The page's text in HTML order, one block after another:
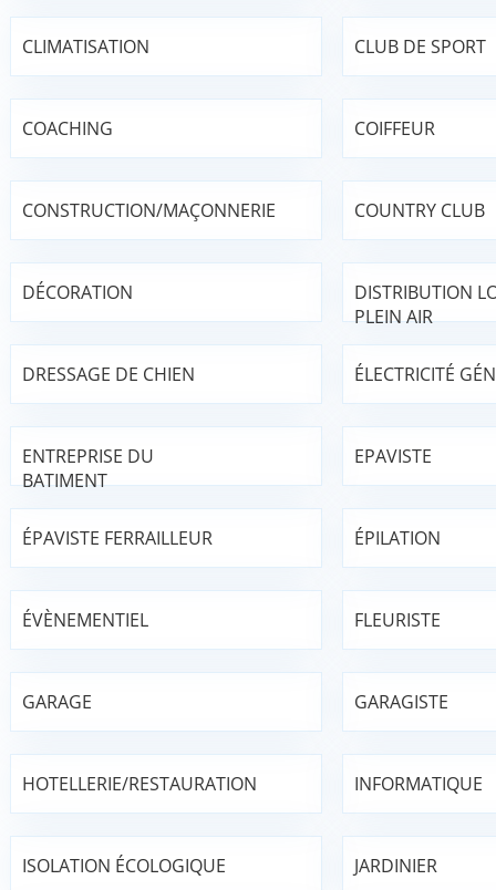
CLIMATISATION CLUB DE SPORT
COACHING COIFFEUR
CONSTRUCTION/MAÇONNERIE COUNTRY CLUB
DÉCORATION
DISTRIBUTION
PLEIN AIR
DRESSAGE DE CHIEN ÉLECTRICITÉ
ENTREPRISE DU
BATIMENT
EPAVISTE
ÉPAVISTE FERRAILLEUR ÉPILATION
ÉVÈNEMENTIEL FLEURISTE
GARAGE GARAGISTE
HOTELLERIE/RESTAURATION INFORMATIQUE
ISOLATION ÉCOLOGIQUE JARDINIER